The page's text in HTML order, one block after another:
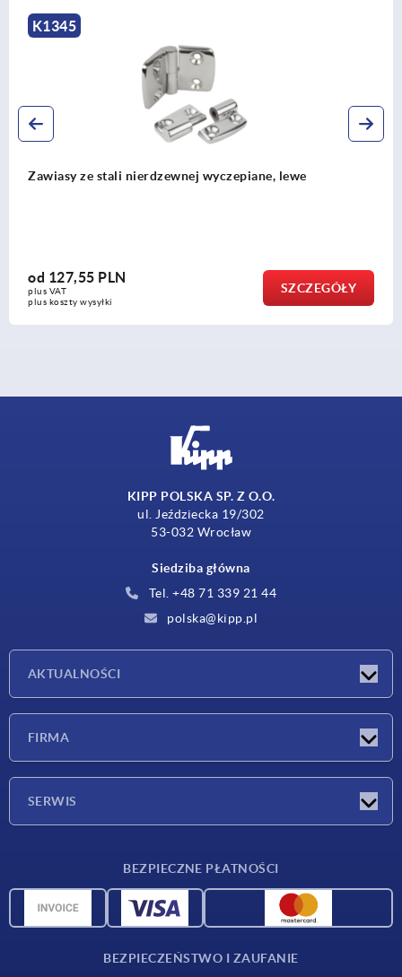
Zawiasy tworzywo sztuczne
KIPP POLSKA SP. Z O.O.
ul. Jeździecka 19/302
53-032 Wrocław
Siedziba główna
Tel. +48 71 339 21 44
polska@kipp.pl
AKTUALNOŚCI
FIRMA
SERWIS
Dane CAD
BEZPIECZNE PŁATNOŚCI
BEZPIECZEŃSTWO I ZAUFANIE